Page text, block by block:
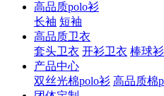
高品质polo衫
长袖 短袖
高品质卫衣
套头卫衣 开衫卫衣 棒球衫
产品中心
双丝光棉polo衫 高品质棉